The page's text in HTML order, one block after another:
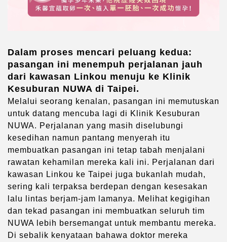
Dalam proses mencari peluang kedua:
pasangan ini menempuh perjalanan jauh
dari kawasan Linkou menuju ke Klinik
Kesuburan NUWA di Taipei.
Melalui seorang kenalan, pasangan ini memutuskan
untuk datang mencuba lagi di Klinik Kesuburan
NUWA. Perjalanan yang masih diselubungi
kesedihan namun pantang menyerah itu
membuatkan pasangan ini tetap tabah menjalani
rawatan kehamilan mereka kali ini. Perjalanan dari
kawasan Linkou ke Taipei juga bukanlah mudah,
sering kali terpaksa berdepan dengan kesesakan
lalu lintas berjam-jam lamanya. Melihat kegigihan
dan tekad pasangan ini membuatkan seluruh tim
NUWA lebih bersemangat untuk membantu mereka.
Di sebalik kenyataan bahawa doktor mereka